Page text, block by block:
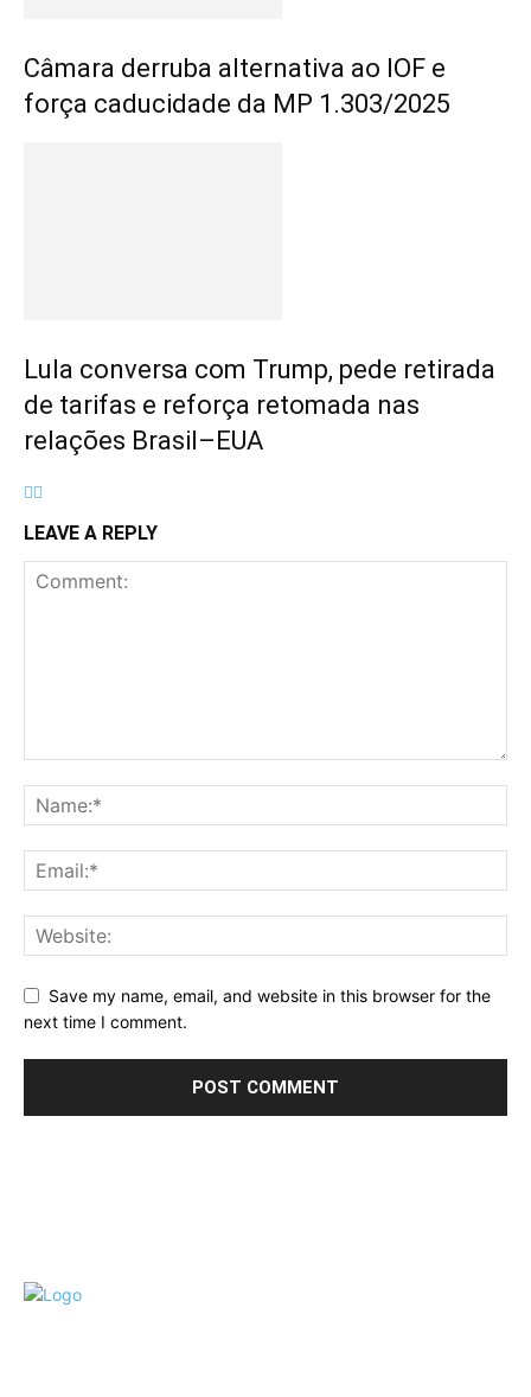
Câmara derruba alternativa ao IOF e
força caducidade da MP 1.303/2025
Lula conversa com Trump, pede retirada
de tarifas e reforça retomada nas
relações Brasil–EUA
LEAVE A REPLY
Save my name, email, and website in this browser for the
next time I comment.